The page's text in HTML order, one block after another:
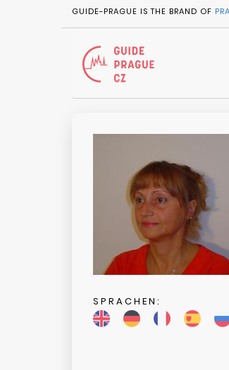
GUIDE-PRAGUE IS THE BRAND OF
SPRACHEN: